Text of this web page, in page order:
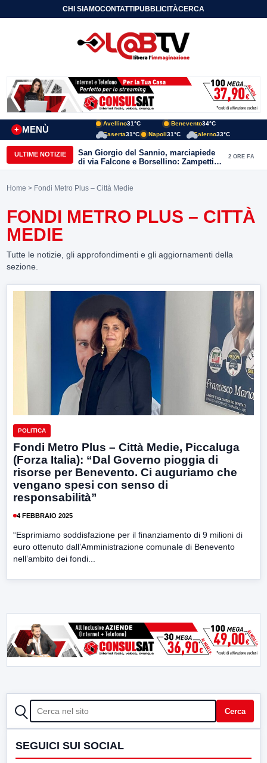
CHI SIAMOCONTATTIPUBBLICITÀCERCA
MENÙ
+
Avellino31°C Benevento34°C
Caserta31°C Napoli31°C Salerno33°C
ULTIME NOTIZIE
San Giorgio del Sannio, marciapiede
di via Falcone e Borsellino: Zampetti e
Lombardi replicano alle polemiche
2 ORE FA
Home > Fondi Metro Plus – Città Medie
FONDI METRO PLUS – CITTÀ
MEDIE
Tutte le notizie, gli approfondimenti e gli aggiornamenti della
sezione.
POLITICA
Fondi Metro Plus – Città Medie, Piccaluga
(Forza Italia): “Dal Governo pioggia di
risorse per Benevento. Ci auguriamo che
vengano spesi con senso di
responsabilità”
4 FEBBRAIO 2025
“Esprimiamo soddisfazione per il finanziamento di 9 milioni di
euro ottenuto dall’Amministrazione comunale di Benevento
nell’ambito dei fondi...
CERCA Cerca
SEGUICI SUI SOCIAL